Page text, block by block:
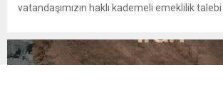
vatandaşımızın haklı kademeli emeklilik
talebinin daha fazla ertelenmemesi gerektiğini
günlük fark nedeniyle oluşan 17 yıllık